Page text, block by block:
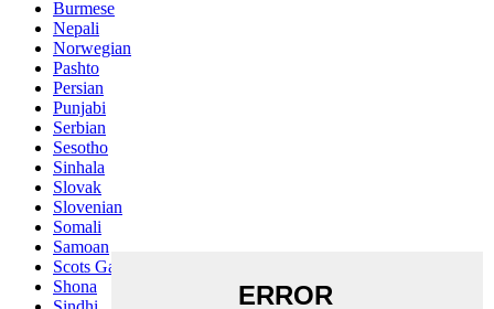
Burmese
Nepali
Norwegian
Pashto
Persian
Punjabi
Serbian
Sesotho
Sinhala
Slovak
Slovenian
Somali
Samoan
Scots Gaelic
Shona